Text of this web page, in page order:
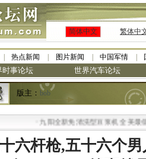
简体中文 繁体中
热点新闻 图片新闻 中国军情
时事论坛 世界汽车论坛
版主： bob
九阳全新免清洗型豆浆机 全美最低
六杆枪,五十六个